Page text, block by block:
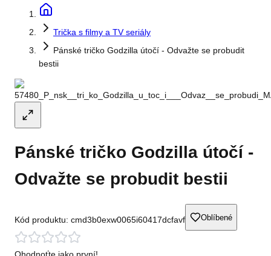
Trička s filmy a TV seriály
Pánské tričko Godzilla útočí - Odvažte se probudit
bestii
Pánské tričko Godzilla útočí -
Odvažte se probudit bestii
Kód produktu: cmd3b0exw0065i60417dcfavf Oblíbené